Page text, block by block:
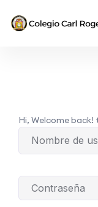
Hi, Welcome back!